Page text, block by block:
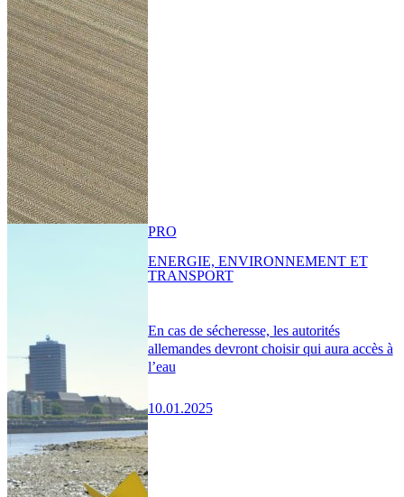
En cas de sécheresse, les autorités
allemandes devront choisir qui aura accès à
l’eau
10.01.2025
PRO
ENERGIE, ENVIRONNEMENT ET
TRANSPORT